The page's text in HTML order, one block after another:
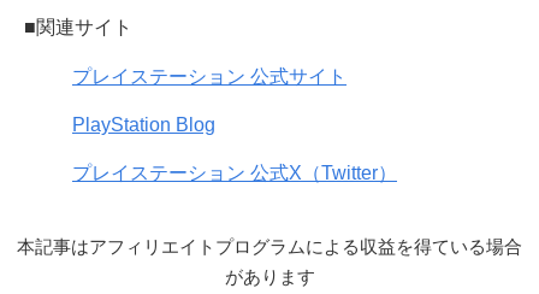
■関連サイト
プレイステーション 公式サイト
PlayStation Blog
プレイステーション 公式X（Twitter）
本記事はアフィリエイトプログラムによる収益を得ている場合
があります